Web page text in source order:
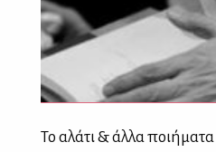
Το αλάτι & άλλα ποιήματα